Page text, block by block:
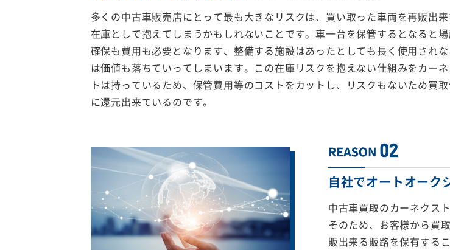
多くの中古車販売店にとって最も大きなリスクは、買い取った車両を再販出来
在庫として抱えてしまうかもしれないことです。車一台を保管するとなると
確保も費用も必要となります、整備する施設はあったとしても長く使用され
は価値も落ちていってしまいます。この在庫リスクを抱えない仕組みをカーネ
トは持っているため、保管費用等のコストをカットし、リスクもないため買
に還元出来ているのです。
自社でオートオーク
中古車買取のカーネクス
そのため、お客様から買
販出来る販路を保有する